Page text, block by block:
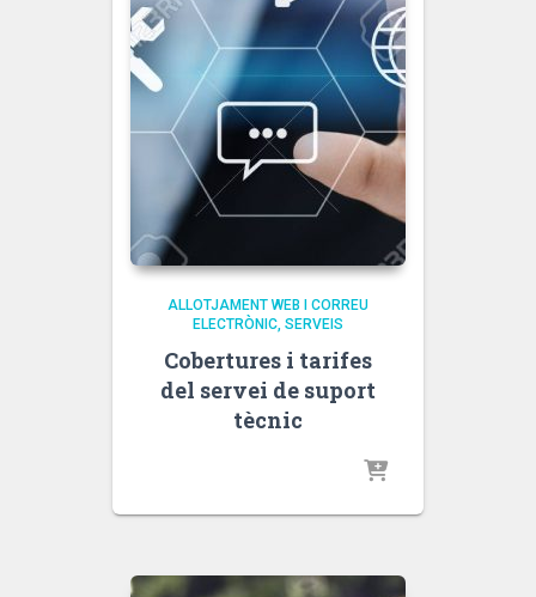
ALLOTJAMENT WEB I CORREU
ELECTRÒNIC SERVEIS
Cobertures i tarifes
del servei de suport
tècnic